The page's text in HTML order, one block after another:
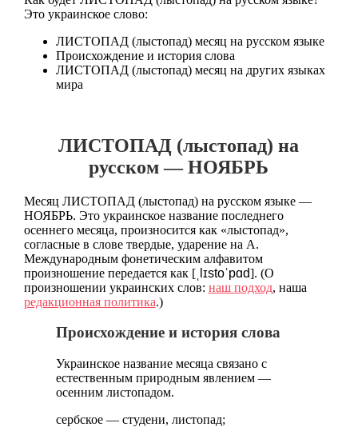
Это украинское слово:
ЛИСТОПАД (лыстопад) месяц на русском языке
Происхождение и история слова
ЛИСТОПАД (лыстопад) месяц на других языках
мира
ЛИСТОПАД (лыстопад) на
русском — НОЯБРЬ
Месяц ЛИСТОПАД (лыстопад) на русском языке —
НОЯБРЬ. Это украинское название последнего
осеннего месяца, произносится как «лыстопад»,
согласные в слове твердые, ударение на А.
Международным фонетическим алфавитом
произношение передается как [ˌlɪstoˈpɑd]. (О
произношении украинских слов: наш подход, наша
редакционная политика.)
Происхождение и история слова
Украинское название месяца связано с
естественным природным явлением —
осенним листопадом.
сербское — студени, листопад;